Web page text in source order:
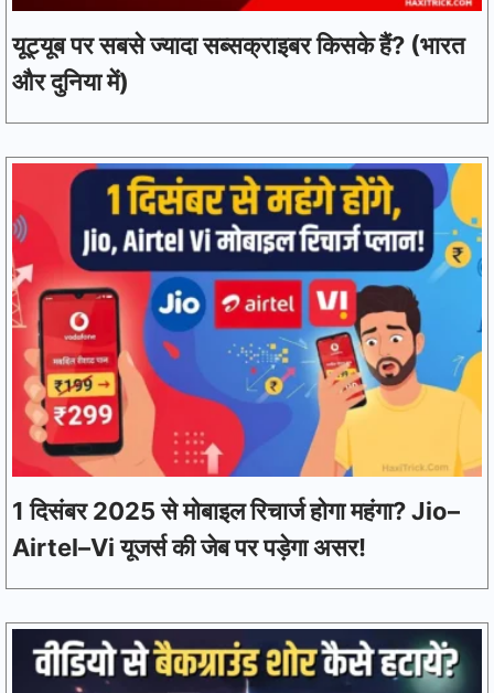
यूट्यूब पर सबसे ज्यादा सब्सक्राइबर किसके हैं? (भारत
और दुनिया में)
1 दिसंबर 2025 से मोबाइल रिचार्ज होगा महंगा? Jio–
Airtel–Vi यूजर्स की जेब पर पड़ेगा असर!